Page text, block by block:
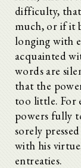
difficulty, that
much, or if it
longing with
acquainted
words are
that the
too little. For
powers fully
sorely
with his
entreaties.